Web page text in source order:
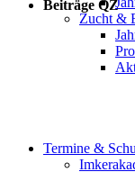
Beiträge QZ
Zucht &
Termine &